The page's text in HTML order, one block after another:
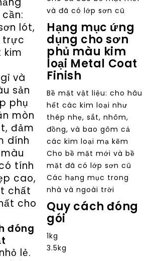
lót,
trực
kim
và
sản
phụ
mòn
đảm
dính
tính
cao,
chất
cho
đóng
lẻ.
và đã có lớp sơn cũ
Hạng mục ứng
dụng cho sơn
phủ màu kim
loại Metal Coat
Finish
Bề mặt vật liệu: cho hâu
hết các kim loại như
thép nhẹ, sắt, nhôm,
đồng, và bao gôm cả
các kim loại mạ kẽm
Cho bề mặt mới và bề
mặt đã có lớp sơn cũ
Các hạng mục trong
nhà và ngoài trời
Quy cách đóng
gói
1kg
3.5kg